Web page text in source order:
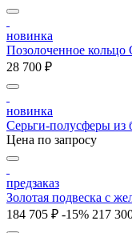
новинка
Позолоченное кольцо
28 700 ₽
новинка
Серьги-полусферы из
Цена по запросу
предзаказ
Золотая подвеска с
184 705 ₽ -15% 217